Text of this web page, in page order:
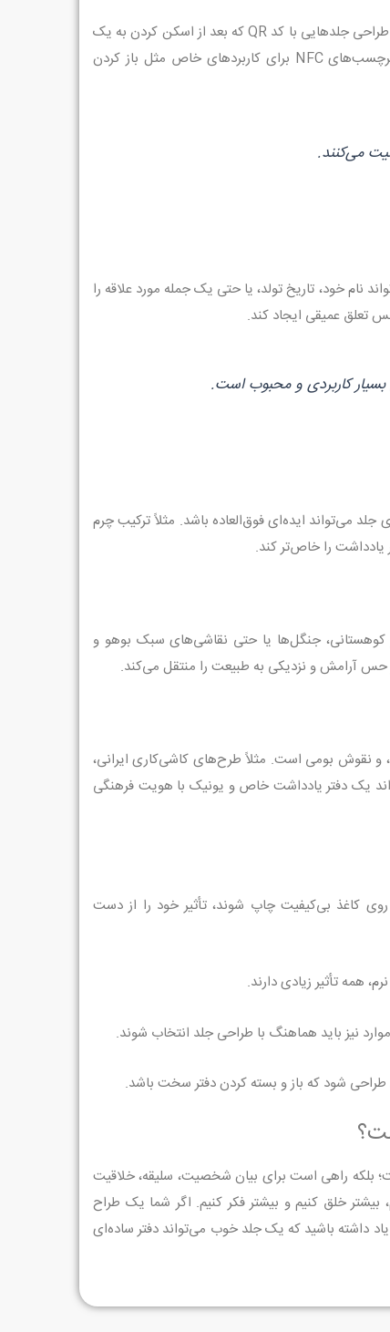
در طراحی جلد دفتر یادداشت خاص و یونیک می‌توان از تکنولوژی نیز بهره برد. برای مثال، طراحی جلدهایی با کد QR که بعد از اسکن کردن به یک
صفحه موسیقی آرام‌بخش یا گالری تصاویر هنری منتهی می‌شوند. یا حتی استفاده از برچسب‌های NFC برای کاربردهای خاص مثل باز کردن
می‌کنند.
نام خود، تاریخ تولد، یا حتی یک جمله مورد علاقه را
عمیقی ایجاد کند.
بسیار کاربردی و محبوب است.
می‌تواند ایده‌ای فوق‌العاده باشد. مثلاً ترکیب چرم
یادداشت را خاص‌تر کند.
کوهستانی، جنگل‌ها یا حتی نقاشی‌های سبک بوهو و
و نقوش بومی است. مثلاً طرح‌های کاشی‌کاری ایرانی،
یک دفتر یادداشت خاص و یونیک با هویت فرهنگی
کاغذ بی‌کیفیت چاپ شوند، تأثیر خود را از دست
همه تأثیر زیادی دارند.
نیز باید هماهنگ با طراحی جلد انتخاب شوند.
طراحی شود که باز و بسته کردن دفتر سخت باشد.
بلکه راهی است برای بیان شخصیت، سلیقه، خلاقیت
بیشتر خلق کنیم و بیشتر فکر کنیم. اگر شما یک طراح
داشته باشید که یک جلد خوب می‌تواند دفتر ساده‌ای